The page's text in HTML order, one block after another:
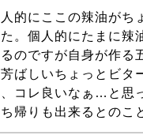
的にここの辣油がち
た。個人的にたまに辣
のですが自身が作る
ばしいちょっとビタ
コレ良いなぁ…と思
帰りも出来るとのこ